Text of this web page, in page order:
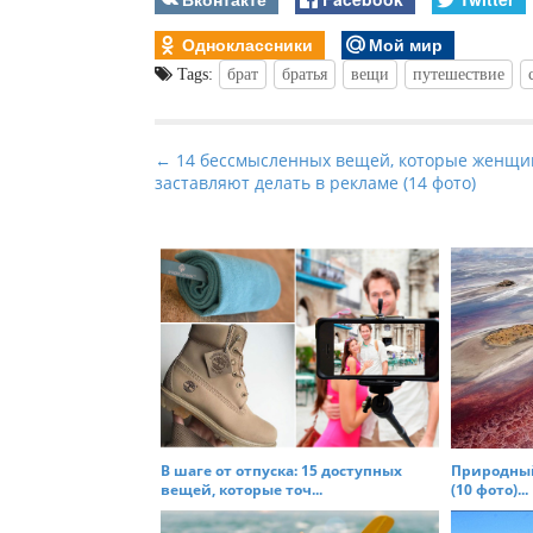
Одноклассники
Мой мир
Tags: брат братья вещи путешествие
P
o
t
n
a
g
a
← 14 бессмысленных вещей, которые
заставляют делать в рекламе (14 фото)
В шаге от отпуска: 15 доступных
вещей, которые точ...
(10 фото)...